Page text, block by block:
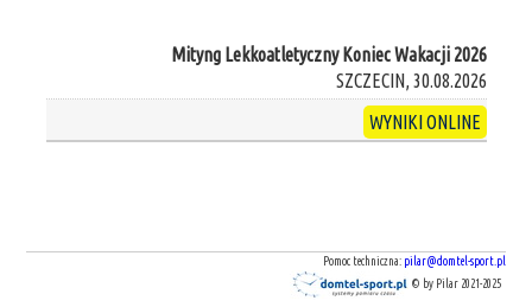
Mityng Lekkoatletyczny Koniec Wakacji 2026
SZCZECIN, 30.08.2026
WYNIKI ONLINE
Pomoc techniczna: pilar@domtel-sport.pl
© by Pilar 2021-2025